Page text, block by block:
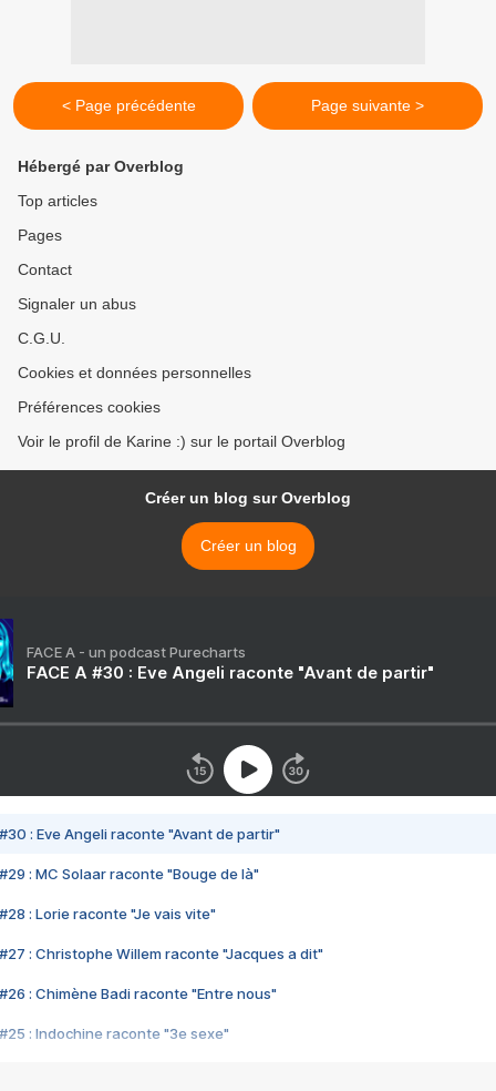
< Page précédente Page suivante >
Hébergé par Overblog
Top articles
Pages
Contact
Signaler un abus
C.G.U.
Cookies et données personnelles
Préférences cookies
Voir le profil de Karine :) sur le portail Overblog
Créer un blog sur Overblog
Créer un blog
FACE A - un podcast Purecharts
FACE A #30 : Eve Angeli raconte "Avant de partir"
#30 : Eve Angeli raconte "Avant de partir"
#29 : MC Solaar raconte "Bouge de là"
#28 : Lorie raconte "Je vais vite"
#27 : Christophe Willem raconte "Jacques a dit"
#26 : Chimène Badi raconte "Entre nous"
#25 : Indochine raconte "3e sexe"